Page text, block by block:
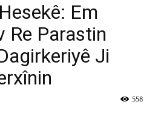
Em
Re Parastin
Ji
558